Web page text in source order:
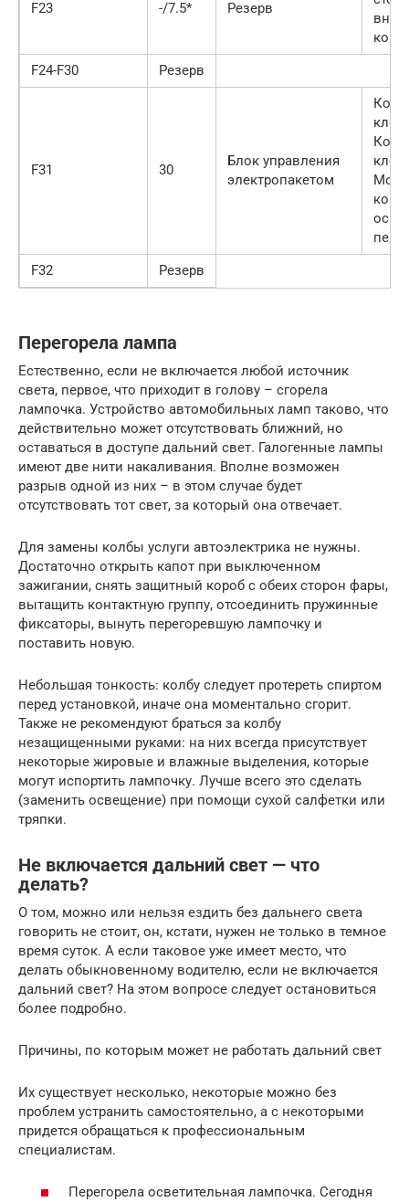
F23 -/7.5* Резерв
F24-F30
Резерв
F31 30
Блок управления
электропакетом
F32
Резерв
Перегорела лампа
Естественно, если не включается любой источник
света, первое, что приходит в голову – сгорела
лампочка. Устройство автомобильных ламп таково, что
действительно может отсутствовать ближний, но
оставаться в доступе дальний свет. Галогенные лампы
имеют две нити накаливания. Вполне возможен
разрыв одной из них – в этом случае будет
отсутствовать тот свет, за который она отвечает.
Для замены колбы услуги автоэлектрика не нужны.
Достаточно открыть капот при выключенном
зажигании, снять защитный короб с обеих сторон фары,
вытащить контактную группу, отсоединить пружинные
фиксаторы, вынуть перегоревшую лампочку и
поставить новую.
Небольшая тонкость: колбу следует протереть спиртом
перед установкой, иначе она моментально сгорит.
Также не рекомендуют браться за колбу
незащищенными руками: на них всегда присутствует
некоторые жировые и влажные выделения, которые
могут испортить лампочку. Лучше всего это сделать
(заменить освещение) при помощи сухой салфетки или
тряпки.
Не включается дальний свет — что
делать?
О том, можно или нельзя ездить без дальнего света
говорить не стоит, он, кстати, нужен не только в темное
время суток. А если таковое уже имеет место, что
делать обыкновенному водителю, если не включается
дальний свет? На этом вопросе следует остановиться
более подробно.
Причины, по которым может не работать дальний свет
Их существует несколько, некоторые можно без
проблем устранить самостоятельно, а с некоторыми
придется обращаться к профессиональным
специалистам.
Перегорела осветительная лампочка. Сегодня